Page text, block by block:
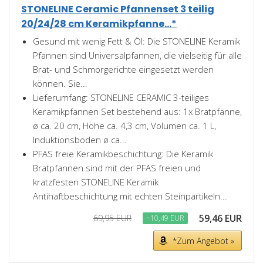
STONELINE Ceramic Pfannenset 3 teilig
20/24/28 cm Keramikpfanne...*
Gesund mit wenig Fett & Öl: Die STONELINE Keramik
Pfannen sind Universalpfannen, die vielseitig für alle
Brat- und Schmorgerichte eingesetzt werden
können. Sie...
Lieferumfang: STONELINE CERAMIC 3-teiliges
Keramikpfannen Set bestehend aus: 1x Bratpfanne,
ø ca. 20 cm, Höhe ca. 4,3 cm, Volumen ca. 1 L,
Induktionsboden ø ca...
PFAS freie Keramikbeschichtung: Die Keramik
Bratpfannen sind mit der PFAS freien und
kratzfesten STONELINE Keramik
Antihaftbeschichtung mit echten Steinpartikeln...
69,95 EUR −10,49 EUR 59,46 EUR
*Zum Angebot »